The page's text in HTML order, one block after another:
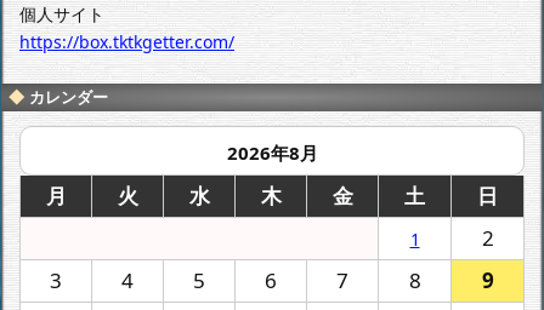
個人サイト
https://box.tktkgetter.com/
カレンダー
2026年8月
月 火 水 木 金 土 日
1
2
3
4 5 6 7 8
9